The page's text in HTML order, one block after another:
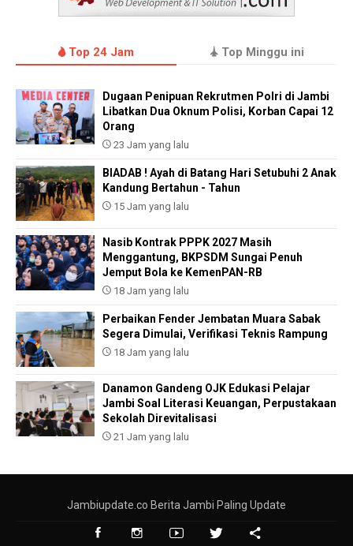
Top 24 Jam Top Minggu ini
Dugaan Penipuan Rekrutmen Polri di Jambi
Libatkan Dua Oknum Polisi, Korban Capai 12
Orang
23 Jam yang lalu
BIADAB ! Ayah di Batang Hari Setubuhi 2 Anak
Kandung Bertahun - Tahun
15 Jam yang lalu
Nasib Kontrak PPPK 2027 Masih
Menggantung, BKPSDM Sungai Penuh
Jemput Bola ke KemenPAN-RB
18 Jam yang lalu
Perbaikan Fender Jembatan Muara Sabak
Segera Dimulai, Verifikasi Teknis Rampung
18 Jam yang lalu
Danamon Gandeng OJK Edukasi Pelajar
Jambi Soal Literasi Keuangan, Perpustakaan
Sekolah Direvitalisasi
21 Jam yang lalu
Jambiupdate.co Berita Jambi Paling Update